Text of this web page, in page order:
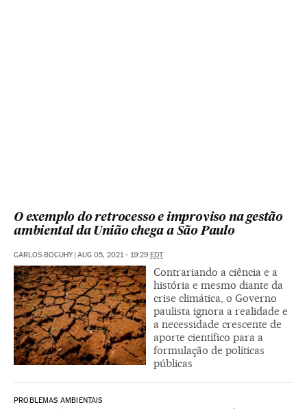
O exemplo do retrocesso e improviso na gestão
ambiental da União chega a São Paulo
CARLOS BOCUHY | AUG 05, 2021 - 19:29 EDT
Contrariando a ciência e a
história e mesmo diante da
crise climática, o Governo
paulista ignora a realidade e
a necessidade crescente de
aporte científico para a
formulação de políticas
públicas
PROBLEMAS AMBIENTAIS